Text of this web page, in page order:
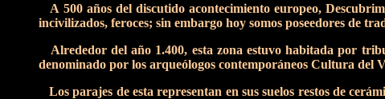
A 500 años del discutido acontecimiento europeo,
incivilizados, feroces; sin embargo hoy somos poseedores de
Alrededor del año 1.400, esta zona estuvo habitada por
denominado por los arqueólogos contemporáneos Cultura del
Los parajes de esta representan en sus suelos restos de